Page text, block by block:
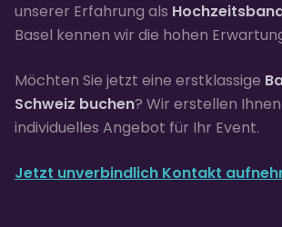
unserer Erfahrung als
Basel kennen wir die hohen
Möchten Sie jetzt eine erstklassige
Schweiz buchen? Wir erstellen
individuelles Angebot für Ihr Event.
Jetzt unverbindlich Kontakt